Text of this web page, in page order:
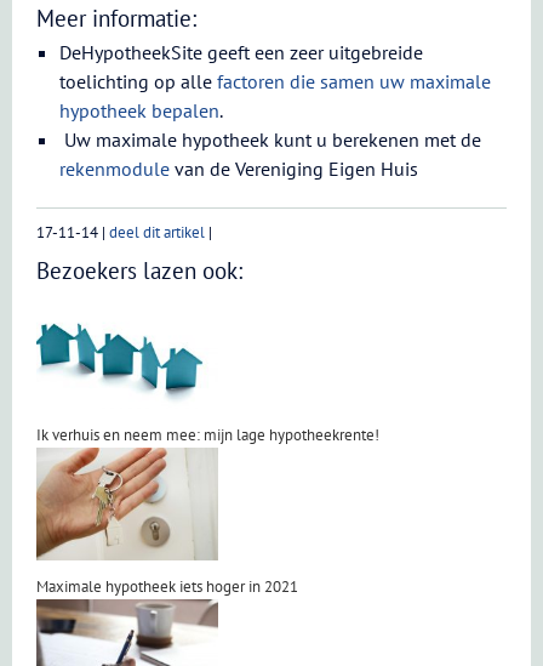
Meer informatie:
DeHypotheekSite geeft een zeer uitgebreide
toelichting op allefactoren die samen uw maximale
hypotheek bepalen.
Uw maximale hypotheek kunt u berekenen met de
rekenmodule van de Vereniging Eigen Huis
17-11-14 | deel dit artikel |
Bezoekers lazen ook:
Ik verhuis en neem mee: mijn lage hypotheekrente!
Maximale hypotheek iets hoger in 2021